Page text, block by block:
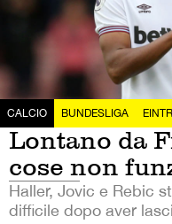
CALCIO BUNDESLIGA
Lontano da
cose non
Haller, Jovic e Rebic
difficile dopo aver